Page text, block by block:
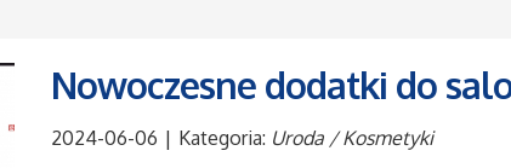
Nowoczesne dodatki do
2024-06-06 | Kategoria: Uroda / Kosmetyki